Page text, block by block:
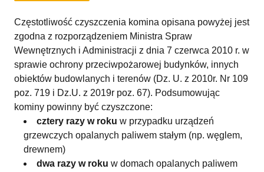
Częstotliwość czyszczenia komina opisana powyżej jest
zgodna z rozporządzeniem Ministra Spraw
Wewnętrznych i Administracji z dnia 7 czerwca 2010 r. w
sprawie ochrony przeciwpożarowej budynków, innych
obiektów budowlanych i terenów (Dz. U. z 2010r. Nr 109
poz. 719 i Dz.U. z 2019r poz. 67). Podsumowując
kominy powinny być czyszczone:
cztery razy w roku w przypadku urządzeń
grzewczych opalanych paliwem stałym (np. węglem,
drewnem)
dwa razy w roku w domach opalanych paliwem